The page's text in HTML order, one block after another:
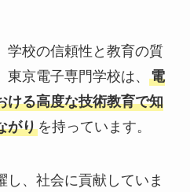
学校の信頼性と教育の質
京電子専門学校は、
電
ける高度な技術教育で知
がりを持っています。
し、社会に貢献していま